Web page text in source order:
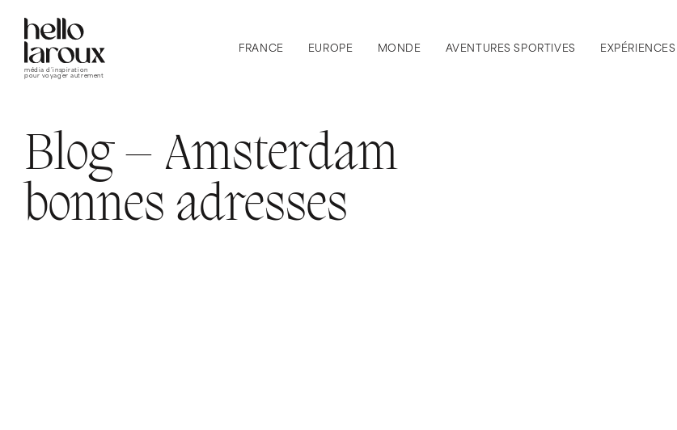
média d’inspiration
pour voyager autrement
FRANCE EUROPE MONDE AVENTURES SPORTIVES EXPÉRIENCES
Blog – Amsterdam
bonnes adresses